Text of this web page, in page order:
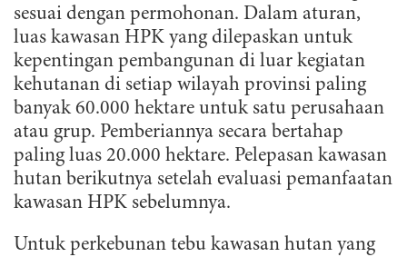
sesuai dengan permohonan. Dalam aturan,
luas kawasan HPK yang dilepaskan untuk
kepentingan pembangunan di luar kegiatan
kehutanan di setiap wilayah provinsi paling
banyak 60.000 hektare untuk satu perusahaan
atau grup. Pemberiannya secara bertahap
paling luas 20.000 hektare. Pelepasan kawasan
hutan berikutnya setelah evaluasi pemanfaatan
kawasan HPK sebelumnya.
Untuk perkebunan tebu kawasan hutan yang